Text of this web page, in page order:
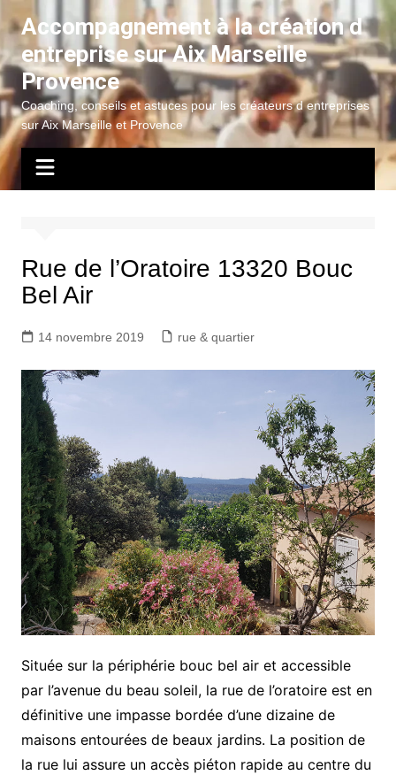
au
contenu
Accompagnement à la création d
entreprise sur Aix Marseille
Provence
Coaching, conseils et astuces pour les créateurs d entreprises
sur Aix Marseille et Provence
Rue de l’Oratoire 13320 Bouc
Bel Air
14 novembre 2019 rue & quartier
Située sur la périphérie bouc bel air et accessible
par l’avenue du beau soleil, la rue de l’oratoire est en
définitive une impasse bordée d’une dizaine de
maisons entourées de beaux jardins. La position de
la rue lui assure un accès piéton rapide au centre du